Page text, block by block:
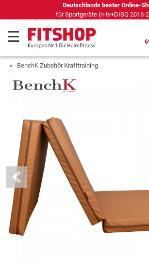
Deutschlands bester Online-
für Sportgeräte (n-tv+DISQ 2016-
BenchK Zubehör Krafttraining
Previous